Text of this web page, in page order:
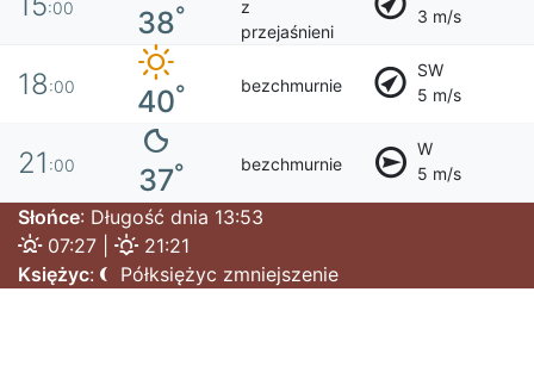
:00 38°
z
przejaśnieni
3 m/s
18:00 40° bezchmurnie
SW
5 m/s
21 :00 37° bezchmurnie
W
5 m/s
Słońce: Długość dnia 13:53
07:27 |
21:21
Księżyc: Półksiężyc zmniejszenie